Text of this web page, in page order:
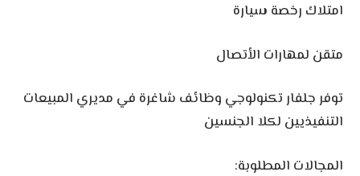
امتلاك رخصة سيارة
متقن لمهارات الأتصال
توفر جلفار تكنولوجي وظائف شاغرة في مديري المبيعات
التنفيذيين لكلا الجنسين
المجالات المطلوبة: